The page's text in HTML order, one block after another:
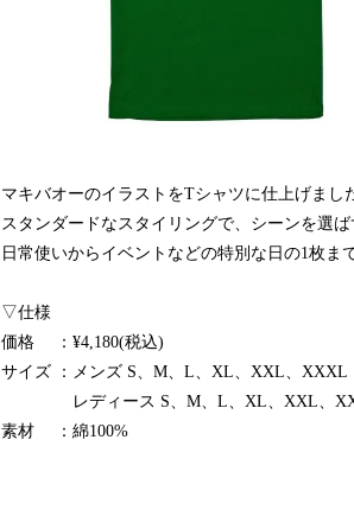
マキバオーのイラストをTシャツに仕上げまし
スタンダードなスタイリングで、シーンを選
日常使いからイベントなどの特別な日の1枚ま
▽仕様
価格 ：¥4,180(税込)
サイズ ：メンズ S、M、L、XL、XXL、XXXL
レディース S、M、L、XL、XXL、
素材 ：綿100%